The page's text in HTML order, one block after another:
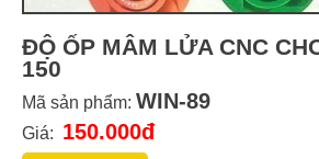
ĐỘ ỐP MÂM LỬA CNC
150
Mã sản phẩm: WIN-89
Giá: 150.000đ